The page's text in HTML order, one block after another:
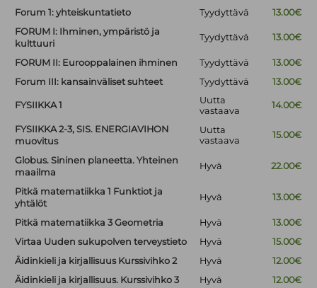
Forum 1: yhteiskuntatieto
Tyydyttävä
13.00€
FORUM I: Ihminen, ympäristö ja
kulttuuri
Tyydyttävä 13.00€
FORUM II: Eurooppalainen ihminen Tyydyttävä
13.00€
Forum III: kansainväliset suhteet
Tyydyttävä 13.00€
FYSIIKKA 1
Uutta
vastaava
14.00€
FYSIIKKA 2-3, SIS. ENERGIAVIHON
muovitus
Uutta
vastaava
15.00€
Globus. Sininen planeetta. Yhteinen
maailma
Hyvä 22.00€
Pitkä matematiikka 1 Funktiot ja
yhtälöt
Hyvä 13.00€
Pitkä matematiikka 3 Geometria Hyvä
13.00€
Virtaa Uuden sukupolven terveystieto
Hyvä
15.00€
Äidinkieli ja kirjallisuus Kurssivihko 2
Hyvä
12.00€
Äidinkieli ja kirjallisuus. Kurssivihko 3
Hyvä 12.00€